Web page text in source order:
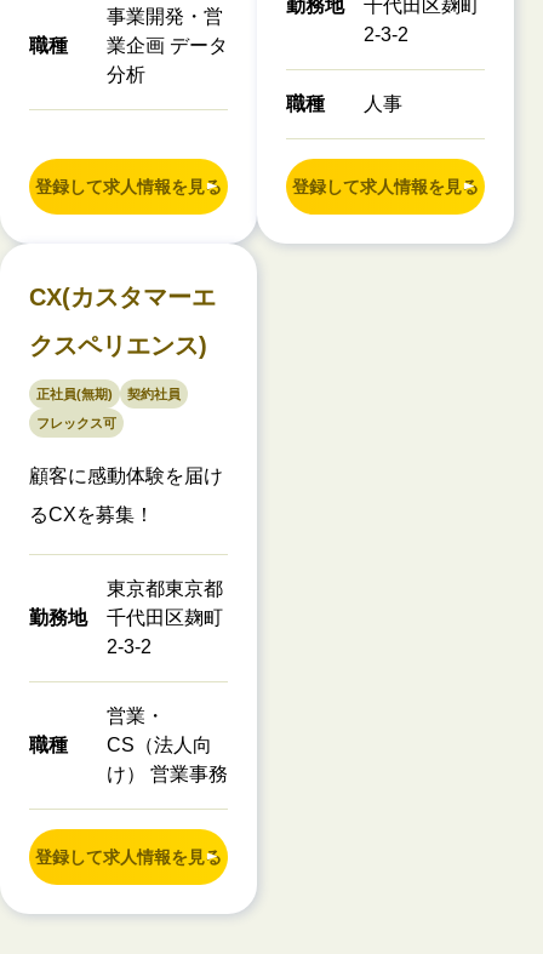
職種
事業開発・営
業企画 データ
分析
登録して求人情報を見る
勤務地
千代田区麹町
2-3-2
職種 人事
登録して求人情報を見る
CX(カスタマーエ
クスペリエンス)
正社員(無期)
契約社員
フレックス可
顧客に感動体験を届け
るCXを募集！
勤務地
東京都東京都
千代田区麹町
2-3-2
職種
営業・
CS（法人向
け） 営業事務
登録して求人情報を見る